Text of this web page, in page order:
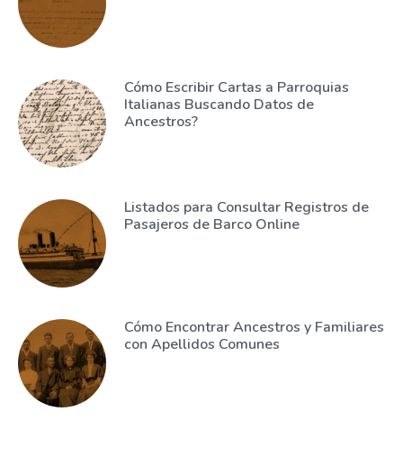
Cómo Escribir Cartas a Parroquias
Italianas Buscando Datos de
Ancestros?
Listados para Consultar Registros de
Pasajeros de Barco Online
Cómo Encontrar Ancestros y Familiares
con Apellidos Comunes